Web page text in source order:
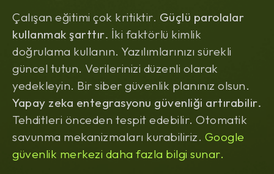
Çalışan eğitimi çok kritiktir. Güçlü parolalar
kullanmak şarttır. İki faktörlü kimlik
doğrulama kullanın. Yazılımlarınızı sürekli
güncel tutun. Verilerinizi düzenli olarak
yedekleyin. Bir siber güvenlik planınız olsun.
Yapay zeka entegrasyonu güvenliği artırabilir.
Tehditleri önceden tespit edebilir. Otomatik
savunma mekanizmaları kurabiliriz. Google
güvenlik merkezi daha fazla bilgi sunar.